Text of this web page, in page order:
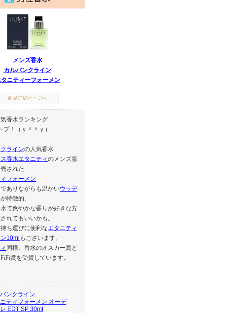
メンズ香水
カルバンクライン
ニティーフォーメン
商品詳細ページへ
香水ランキング
プ！（ｙ＾＾ｙ）
ラインの人気香水
香水エタニティのメンズ版
された
フォーメン
ありながらも温かいウッデ
特徴的。
で爽やかな香りが好きな方
れてもいいかも。
ち運びに便利なエタニティ
10ml もございます。
同様、香水のオスカー賞と
賞を受賞しています。
ンクライン
ティフォーメン オーデ
レ EDT SP 30ml